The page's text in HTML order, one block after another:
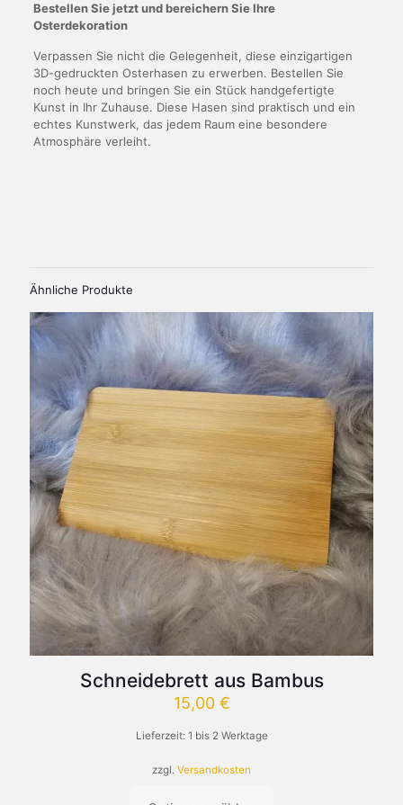
Bestellen Sie jetzt und bereichern Sie Ihre
Osterdekoration
Verpassen Sie nicht die Gelegenheit, diese einzigartigen
3D-gedruckten Osterhasen zu erwerben. Bestellen Sie
noch heute und bringen Sie ein Stück handgefertigte
Kunst in Ihr Zuhause. Diese Hasen sind praktisch und ein
echtes Kunstwerk, das jedem Raum eine besondere
Atmosphäre verleiht.
Ähnliche Produkte
Schneidebrett aus Bambus
15,00 €
Lieferzeit: 1 bis 2 Werktage
zzgl. Versandkosten